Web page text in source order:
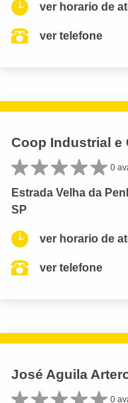
ver horario de
ver telefone
Coop Industrial e
0
Estrada Velha da
SP
ver horario de
ver telefone
José Aguila
0